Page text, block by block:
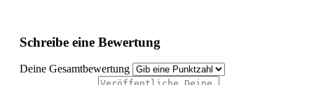
Schreibe eine Bewertung
Deine Gesamtbewertung